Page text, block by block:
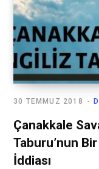
30 TEMMUZ 2018
Çanakkale
Taburu’nun
İddiası